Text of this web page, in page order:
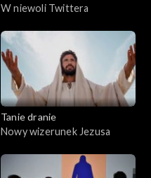
W niewoli Twittera
Tanie dranie
Nowy wizerunek Jezusa